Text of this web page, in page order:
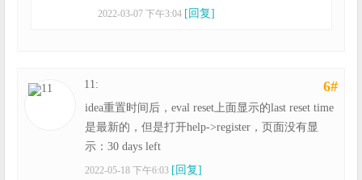
2022-03-07 下午3:04 [回复]
6#
11:
idea重置时间后，eval reset上面显示的last reset time
是最新的，但是打开help->register，页面没有显
示：30 days left
2022-05-18 下午6:03 [回复]